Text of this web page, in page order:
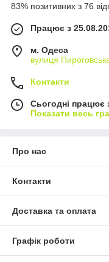
83% позитивних з 76
Працює з
м. Одеса
вулиця
Контакти
Сьогодні працює
Показати весь
Про нас
Контакти
Доставка та оплата
Графік роботи